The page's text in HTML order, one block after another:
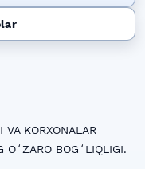
VA KORXONALAR
OʻZARO BOGʻLIQLIGI.